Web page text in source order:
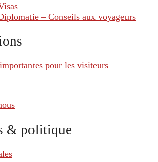
– Conseils aux voyageurs
pour les visiteurs
& politique